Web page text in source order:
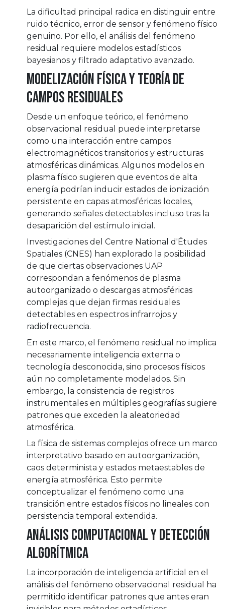
La dificultad principal radica en distinguir entre
ruido técnico, error de sensor y fenómeno físico
genuino. Por ello, el análisis del fenómeno
residual requiere modelos estadísticos
bayesianos y filtrado adaptativo avanzado.
Modelización Física y Teoría de
Campos Residuales
Desde un enfoque teórico, el fenómeno
observacional residual puede interpretarse
como una interacción entre campos
electromagnéticos transitorios y estructuras
atmosféricas dinámicas. Algunos modelos en
plasma físico sugieren que eventos de alta
energía podrían inducir estados de ionización
persistente en capas atmosféricas locales,
generando señales detectables incluso tras la
desaparición del estímulo inicial.
Investigaciones del Centre National d'Études
Spatiales (CNES) han explorado la posibilidad
de que ciertas observaciones UAP
correspondan a fenómenos de plasma
autoorganizado o descargas atmosféricas
complejas que dejan firmas residuales
detectables en espectros infrarrojos y
radiofrecuencia.
En este marco, el fenómeno residual no implica
necesariamente inteligencia externa o
tecnología desconocida, sino procesos físicos
aún no completamente modelados. Sin
embargo, la consistencia de registros
instrumentales en múltiples geografías sugiere
patrones que exceden la aleatoriedad
atmosférica.
La física de sistemas complejos ofrece un marco
interpretativo basado en autoorganización,
caos determinista y estados metaestables de
energía atmosférica. Esto permite
conceptualizar el fenómeno como una
transición entre estados físicos no lineales con
persistencia temporal extendida.
Análisis Computacional y Detección
Algorítmica
La incorporación de inteligencia artificial en el
análisis del fenómeno observacional residual ha
permitido identificar patrones que antes eran